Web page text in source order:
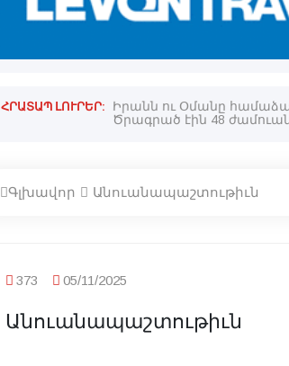
ՀՐԱՏԱՊ ԼՈՒՐԵՐ: Իրանն ու Օմանը
Գլխավոր Անուանապաշտութիւն
373 05/11/2025
Անուանապաշտութիւն